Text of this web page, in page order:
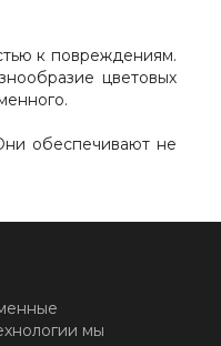
к повреждениям.
цветовых
обеспечивают не
мы